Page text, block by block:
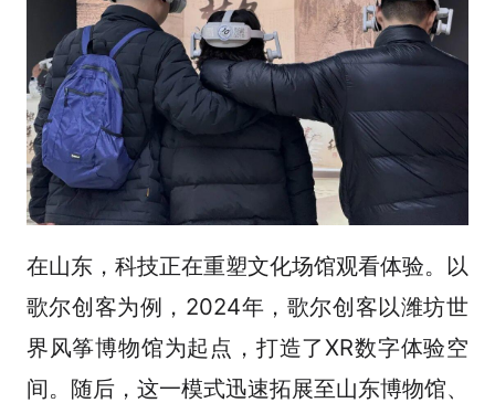
在山东，科技正在重塑文化场馆观看体验。以
歌尔创客为例，2024年，歌尔创客以潍坊世
界风筝博物馆为起点，打造了XR数字体验空
间。随后，这一模式迅速拓展至山东博物馆、